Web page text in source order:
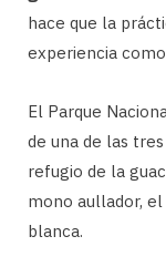
hace que la
experiencia
El Parque
de una de las
refugio de la
mono aullador,
blanca.